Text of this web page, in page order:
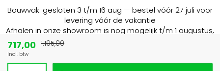
Bouwvak: gesloten 3 t/m 16 aug — bestel vóór 27 juli voor
levering vóór de vakantie
Afhalen in onze showroom is nog mogelijk t/m 1 augustus,
717,00
Incl. btw
1.195,00